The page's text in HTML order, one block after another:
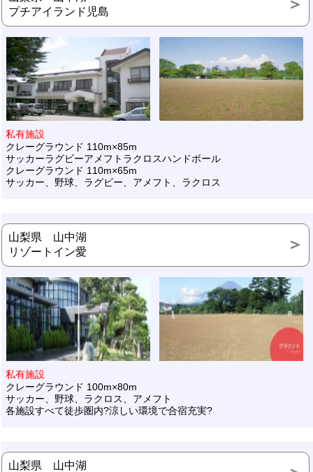
プチアイランド児島
私有施設
クレーグラウンド 110m×85m
サッカーラグビーアメフトラクロスハンドボール
クレーグラウンド 110m×65m
サッカー、野球、ラグビー、アメフト、ラクロス
山梨県 山中湖
リゾートイン愛
私有施設
クレーグラウンド 100m×80m
サッカー、野球、ラクロス、アメフト
各施設すべて徒歩圏内?涼しい環境で合宿充実?
山梨県 山中湖